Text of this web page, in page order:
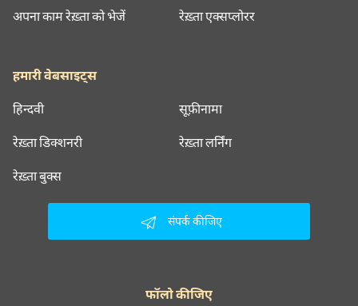
अपना काम रेख़्ता को भेजें रेख़्ता एक्सप्लोरर
हमारी वेबसाइट्स
हिन्दवी सूफ़ीनामा
रेख़्ता डिक्शनरी रेख़्ता लर्निंग
रेख़्ता बुक्स
संपर्क कीजिए
फॉलो कीजिए